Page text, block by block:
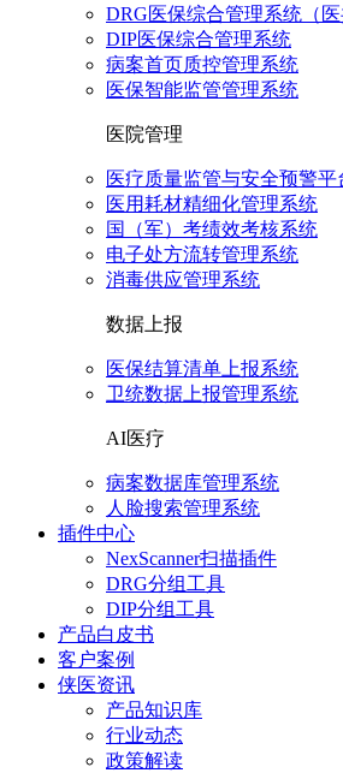
DRG医保综合管理系统（医
DIP医保综合管理系统
病案首页质控管理系统
医保智能监管管理系统
医院管理
医疗质量监管与安全预警平
医用耗材精细化管理系统
国（军）考绩效考核系统
电子处方流转管理系统
消毒供应管理系统
数据上报
医保结算清单上报系统
卫统数据上报管理系统
AI医疗
病案数据库管理系统
人脸搜索管理系统
插件中心
NexScanner扫描插件
DRG分组工具
DIP分组工具
产品白皮书
客户案例
侠医资讯
产品知识库
行业动态
政策解读